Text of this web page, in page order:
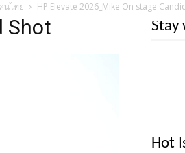
นไทย HP Elevate 2026_Mike On stage
Shot Stay
Hot